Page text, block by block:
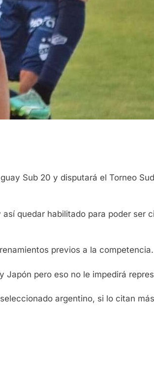
Sub 20 y disputará el Torneo
quedar habilitado para poder ser
previos a la competencia.
pero eso no le impedirá
argentino, si lo citan